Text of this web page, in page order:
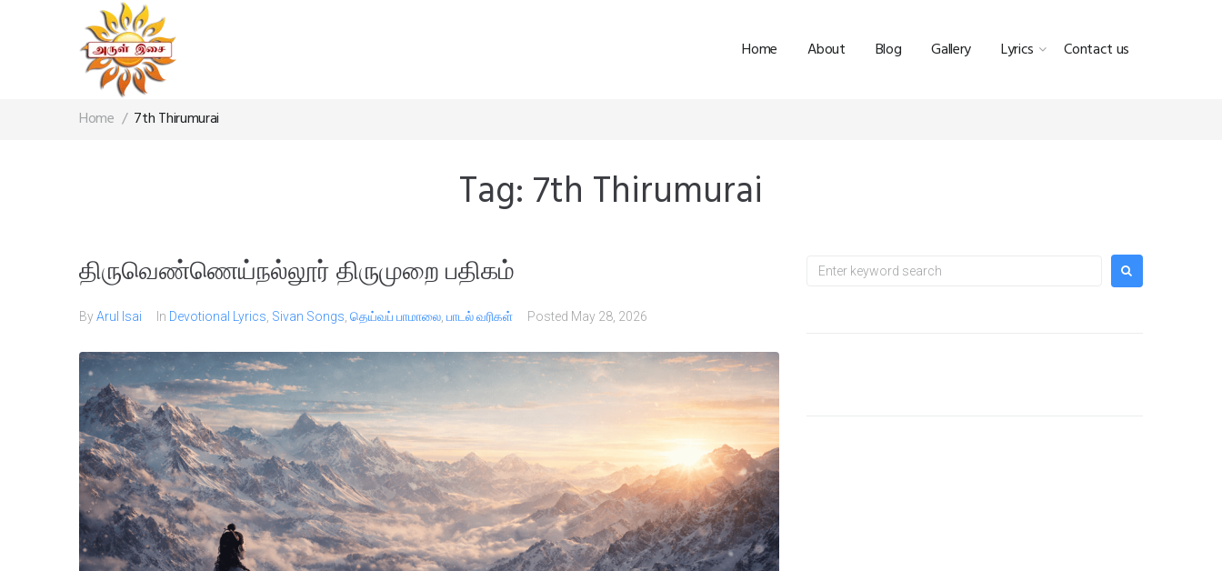
Home About Blog Gallery Lyrics Contact us
Home / 7th Thirumurai
Tag: 7th Thirumurai
திருவெண்ணெய்நல்லூர் திருமுறை பதிகம்
ByArul Isai In Devotional Lyrics Sivan Songs தெய்வப் பாமாலை பாடல் வரிகள் Posted May 28, 2026